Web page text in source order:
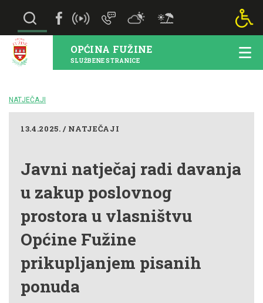
OPĆINA FUŽINE
SLUŽBENE STRANICE
NATJEČAJI
13.4.2025. / NATJEČAJI
Javni natječaj radi davanja
u zakup poslovnog
prostora u vlasništvu
Općine Fužine
prikupljanjem pisanih
ponuda